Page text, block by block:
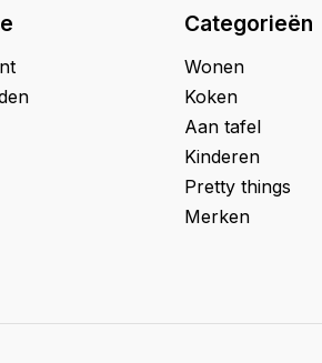
Categorieën
Wonen
Koken
Aan tafel
Kinderen
Pretty things
Merken